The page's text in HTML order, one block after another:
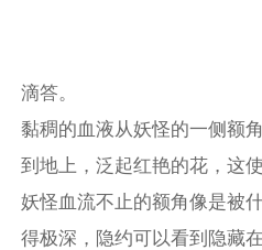
滴答。
黏稠的血液从妖怪的一侧额
到地上，泛起红艳的花，这
妖怪血流不止的额角像是被
得极深，隐约可以看到隐藏